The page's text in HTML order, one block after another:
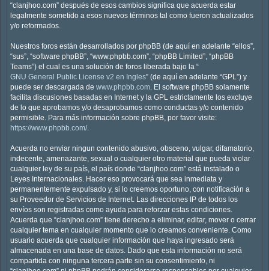
“clanjhoo.com” después de esos cambios significa que acuerda estar
legalmente sometido a esos nuevos términos tal como fueron actualizados
y/o reformados.
Nuestros foros están desarrollados por phpBB (de aquí en adelante “ellos”,
“sus”, “software phpBB”, “www.phpbb.com”, “phpBB Limited”, “phpBB
Teams”) el cual es una solución de foros liberada bajo la “
GNU General Public License v2 en Ingles” (de aquí en adelante “GPL”) y
puede ser descargada de www.phpbb.com. El software phpBB solamente
facilita discusiones basadas en Internet y la GPL estrictamente los excluye
de lo que aprobamos y/o desaprobamos como conductas y/o contenido
permisible. Para más información sobre phpBB, por favor visite:
https://www.phpbb.com/.
Acuerda no enviar ningun contenido abusivo, obsceno, vulgar, difamatorio,
indecente, amenazante, sexual o cualquier otro material que pueda violar
cualquier ley de su país, el país donde “clanjhoo.com” está instalado o
Leyes Internacionales. Hacer eso provocará que sea inmediata y
permanentemente expulsado y, si lo creemos oportuno, con notificación a
su Proveedor de Servicios de Internet. Las direcciones IP de todos los
envíos son registradas como ayuda para reforzar estas condiciones.
Acuerda que “clanjhoo.com” tiene derecho a eliminar, editar, mover o cerrar
cualquier tema en cualquier momento que lo creamos conveniente. Como
usuario acuerda que cualquier información que haya ingresado será
almacenada en una base de datos. Dado que esta información no será
compartida con ninguna tercera parte sin su consentimiento, ni